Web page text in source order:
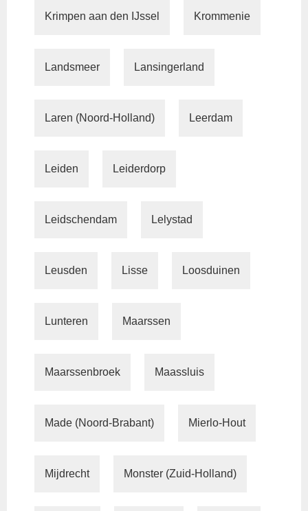
Krimpen aan den IJssel Krommenie
Landsmeer Lansingerland
Laren (Noord-Holland) Leerdam
Leiden Leiderdorp
Leidschendam Lelystad
Leusden Lisse Loosduinen
Lunteren Maarssen
Maarssenbroek Maassluis
Made (Noord-Brabant) Mierlo-Hout
Mijdrecht Monster (Zuid-Holland)